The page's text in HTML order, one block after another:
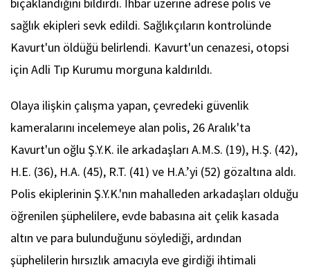
bıçaklandığını bildirdi. İhbar üzerine adrese polis ve
sağlık ekipleri sevk edildi. Sağlıkçıların kontrolünde
Kavurt'un öldüğü belirlendi. Kavurt'un cenazesi, otopsi
için Adli Tıp Kurumu morguna kaldırıldı.
Olaya ilişkin çalışma yapan, çevredeki güvenlik
kameralarını incelemeye alan polis, 26 Aralık'ta
Kavurt'un oğlu Ş.Y.K. ile arkadaşları A.M.S. (19), H.Ş. (42),
H.E. (36), H.A. (45), R.T. (41) ve H.A.’yi (52) gözaltına aldı.
Polis ekiplerinin Ş.Y.K.'nın mahalleden arkadaşları olduğu
öğrenilen şüphelilere, evde babasına ait çelik kasada
altın ve para bulunduğunu söylediği, ardından
şüphelilerin hırsızlık amacıyla eve girdiği ihtimali